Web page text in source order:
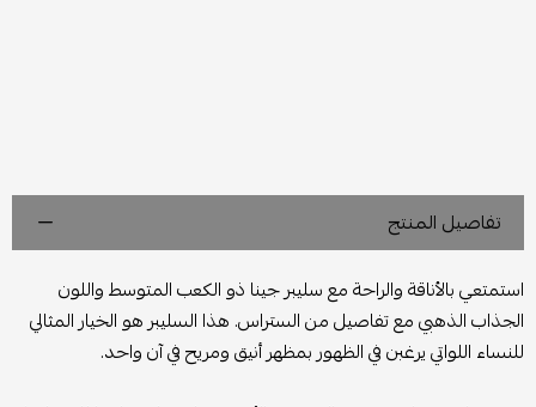
تفاصيل المنتج
استمتعي بالأناقة والراحة مع سليبر جينا ذو الكعب المتوسط واللون
الجذاب الذهبي مع تفاصيل من الستراس. هذا السليبر هو الخيار المثالي
للنساء اللواتي يرغبن في الظهور بمظهر أنيق ومريح في آن واحد.